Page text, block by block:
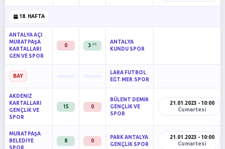
18. HAFTA
ANTALYA AÇI
MURATPAŞA
KARTALLARI
GEN.VE SPOR
0 3 (H)
ANTALYA
KUNDU SPOR
BAY
LARA FUTBOL
EĞT.MER.SPOR
AKDENİZ
KARTALLARI
GENÇLİK VE
SPOR
15 0
BÜLENT DEMİR
GENÇLİK VE
SPOR
21.01.2023 - 10:00
Cumartesi
MURATPAŞA
BELEDİYE
SPOR
8 0
PARK ANTALYA
GENÇLİK SPOR
21.01.2023 - 10:00
Cumartesi